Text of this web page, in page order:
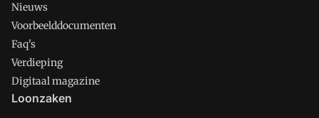
Nieuws
Voorbeelddocumenten
Faq's
Verdieping
Digitaal magazine
Loonzaken